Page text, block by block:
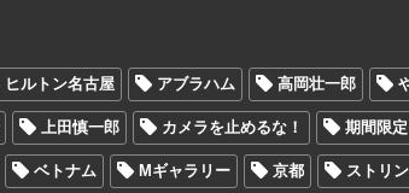
ヒルトン名古屋 アブラハム 高岡壮一郎
上田慎一郎 カメラを止めるな！ 期間限
ベトナム Mギャラリー 京都 ストリ